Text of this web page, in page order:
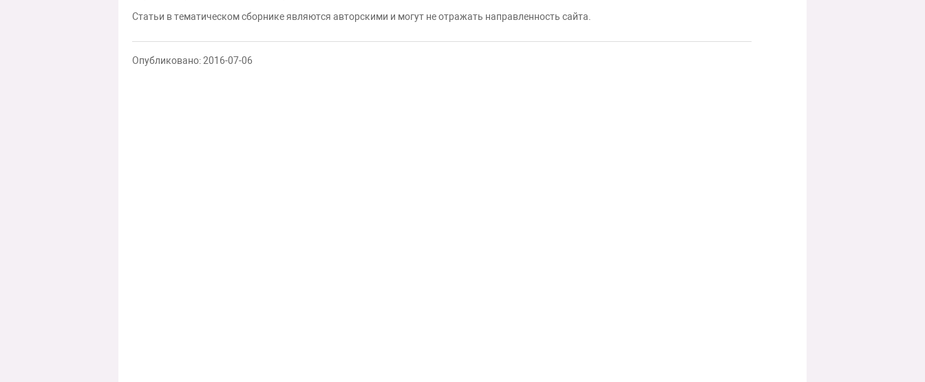
Статьи в тематическом сборнике являются авторскими и могут не отражать направленность сайта.
Опубликовано: 2016-07-06